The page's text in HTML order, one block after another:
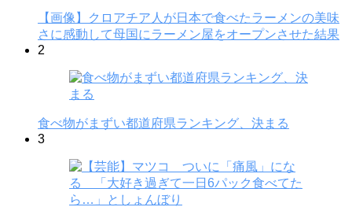
【画像】クロアチア人が日本で食べたラーメンの美味
さに感動して母国にラーメン屋をオープンさせた結果
2
食べ物がまずい都道府県ランキング、決まる
3